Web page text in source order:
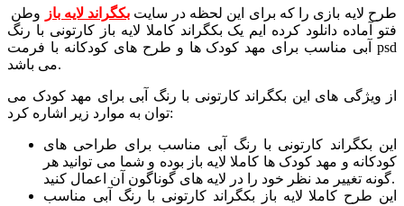
طرح لایه بازی را که برای این لحظه در سایت بکگراند لایه باز وطن
فتو آماده دانلود کرده ایم یک بکگراند کاملا لایه باز کارتونی با رنگ
آبی مناسب برای مهد کودک ها و طرح های کودکانه با فرمت psd
می باشد.
از ویژگی های این بکگراند کارتونی با رنگ آبی برای مهد کودک می
توان به موارد زیر اشاره کرد:
این بکگراند کارتونی با رنگ آبی مناسب برای طراحی های
کودکانه و مهد کودک ها کاملا لایه باز بوده و شما می توانید هر
گونه تغییر مد نظر خود را در لایه های گوناگون آن اعمال کنید.
این طرح کاملا لایه باز بکگراند کارتونی با رنگ آبی مناسب